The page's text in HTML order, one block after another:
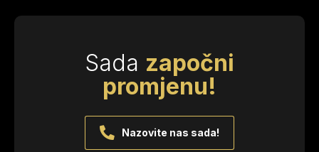
Sada započni
promjenu!
Nazovite nas sada!